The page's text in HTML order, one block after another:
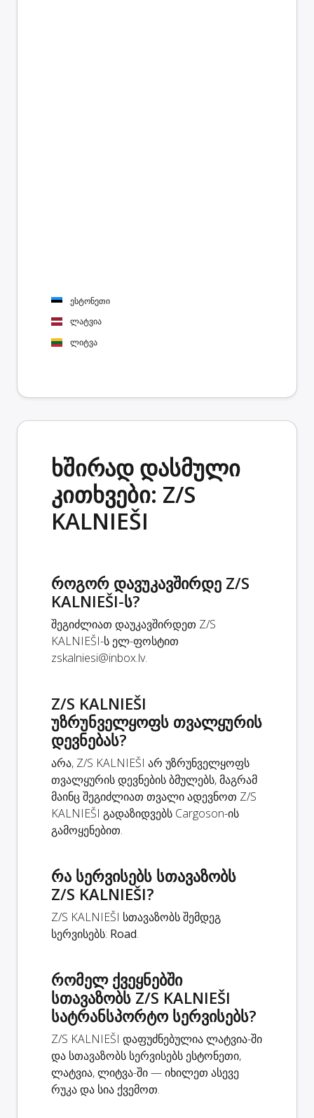
ესტონეთი
ლატვია
ლიტვა
ხშირად დასმული
კითხვები: Z/S
KALNIEŠI
როგორ დავუკავშირდე Z/S
KALNIEŠI-ს?
შეგიძლიათ დაუკავშირდეთ Z/S
KALNIEŠI-ს ელ-ფოსტით
zskalniesi@inbox.lv.
Z/S KALNIEŠI
უზრუნველყოფს თვალყურის
დევნებას?
არა, Z/S KALNIEŠI არ უზრუნველყოფს
თვალყურის დევნების ბმულებს, მაგრამ
მაინც შეგიძლიათ თვალი ადევნოთ Z/S
KALNIEŠI გადაზიდვებს Cargoson-ის
გამოყენებით.
რა სერვისებს სთავაზობს
Z/S KALNIEŠI?
Z/S KALNIEŠI სთავაზობს შემდეგ
სერვისებს: Road.
რომელ ქვეყნებში
სთავაზობს Z/S KALNIEŠI
სატრანსპორტო სერვისებს?
Z/S KALNIEŠI დაფუძნებულია ლატვია-ში
და სთავაზობს სერვისებს ესტონეთი,
ლატვია, ლიტვა-ში — იხილეთ ასევე
რუკა და სია ქვემოთ.